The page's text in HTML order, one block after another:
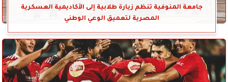
جامعة المنوفية تنظم زيارة طلابية إلى الأكاديمية العسكرية
المصرية لتعميق الوعي الوطني